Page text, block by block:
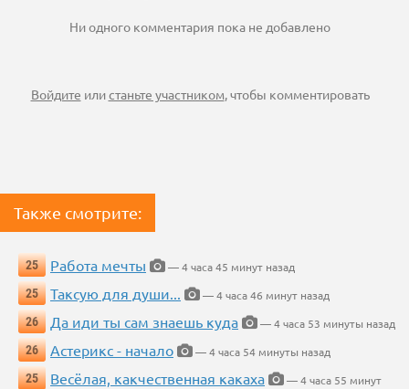
Ни одного комментария пока не добавлено
Войдите илистаньте участником , чтобы комментировать
Также смотрите:
25 Работа мечты
— 4 часа 45 минут назад
25
Таксую для души...
— 4 часа 46 минут назад
26
Да иди ты сам знаешь куда
— 4 часа 53 минуты назад
26
Астерикс - начало
— 4 часа 54 минуты назад
25
Весёлая, какчественная какаха
— 4 часа 55 минут